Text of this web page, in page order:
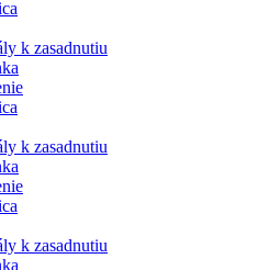
k zasadnutiu
k zasadnutiu
k zasadnutiu